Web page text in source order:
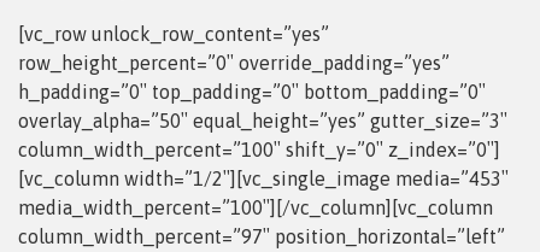
[vc_row unlock_row_content=”yes”
row_height_percent=”0″ override_padding=”yes”
h_padding=”0″ top_padding=”0″ bottom_padding=”0″
overlay_alpha=”50″ equal_height=”yes” gutter_size=”3″
column_width_percent=”100″ shift_y=”0″ z_index=”0″]
[vc_column width=”1/2″][vc_single_image media=”453″
media_width_percent=”100″][/vc_column][vc_column
column_width_percent=”97″ position_horizontal=”left”